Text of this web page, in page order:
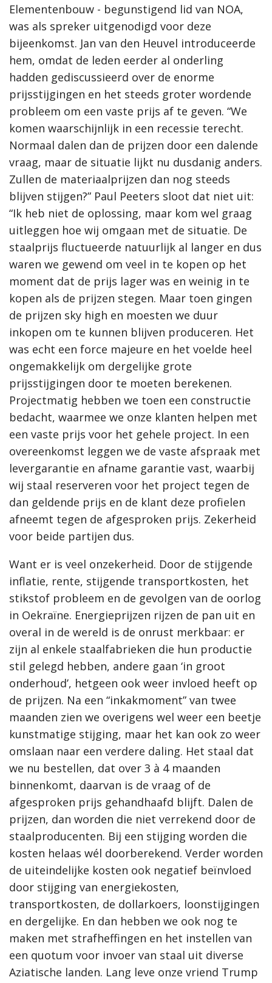
Elementenbouw - begunstigend lid van NOA,
was als spreker uitgenodigd voor deze
bijeenkomst. Jan van den Heuvel introduceerde
hem, omdat de leden eerder al onderling
hadden gediscussieerd over de enorme
prijsstijgingen en het steeds groter wordende
probleem om een vaste prijs af te geven. “We
komen waarschijnlijk in een recessie terecht.
Normaal dalen dan de prijzen door een dalende
vraag, maar de situatie lijkt nu dusdanig anders.
Zullen de materiaalprijzen dan nog steeds
blijven stijgen?” Paul Peeters sloot dat niet uit:
“Ik heb niet de oplossing, maar kom wel graag
uitleggen hoe wij omgaan met de situatie. De
staalprijs fluctueerde natuurlijk al langer en dus
waren we gewend om veel in te kopen op het
moment dat de prijs lager was en weinig in te
kopen als de prijzen stegen. Maar toen gingen
de prijzen sky high en moesten we duur
inkopen om te kunnen blijven produceren. Het
was echt een force majeure en het voelde heel
ongemakkelijk om dergelijke grote
prijsstijgingen door te moeten berekenen.
Projectmatig hebben we toen een constructie
bedacht, waarmee we onze klanten helpen met
een vaste prijs voor het gehele project. In een
overeenkomst leggen we de vaste afspraak met
levergarantie en afname garantie vast, waarbij
wij staal reserveren voor het project tegen de
dan geldende prijs en de klant deze profielen
afneemt tegen de afgesproken prijs. Zekerheid
voor beide partijen dus.
Want er is veel onzekerheid. Door de stijgende
inflatie, rente, stijgende transportkosten, het
stikstof probleem en de gevolgen van de oorlog
in Oekraïne. Energieprijzen rijzen de pan uit en
overal in de wereld is de onrust merkbaar: er
zijn al enkele staalfabrieken die hun productie
stil gelegd hebben, andere gaan ‘in groot
onderhoud’, hetgeen ook weer invloed heeft op
de prijzen. Na een “inkakmoment” van twee
maanden zien we overigens wel weer een beetje
kunstmatige stijging, maar het kan ook zo weer
omslaan naar een verdere daling. Het staal dat
we nu bestellen, dat over 3 à 4 maanden
binnenkomt, daarvan is de vraag of de
afgesproken prijs gehandhaafd blijft. Dalen de
prijzen, dan worden die niet verrekend door de
staalproducenten. Bij een stijging worden die
kosten helaas wél doorberekend. Verder worden
de uiteindelijke kosten ook negatief beïnvloed
door stijging van energiekosten,
transportkosten, de dollarkoers, loonstijgingen
en dergelijke. En dan hebben we ook nog te
maken met strafheffingen en het instellen van
een quotum voor invoer van staal uit diverse
Aziatische landen. Lang leve onze vriend Trump